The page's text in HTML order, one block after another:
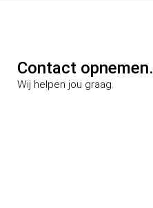
Contact opnemen.
Wij helpen jou graag.